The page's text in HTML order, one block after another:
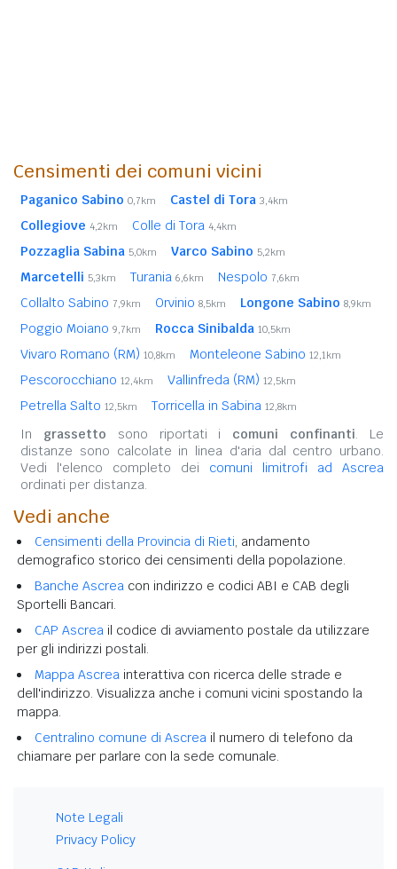
Censimenti dei comuni vicini
Paganico Sabino 0,7km Castel di Tora 3,4km
Collegiove 4,2km Colle di Tora 4,4km
Pozzaglia Sabina 5,0km Varco Sabino 5,2km
Marcetelli 5,3km Turania 6,6km Nespolo 7,6km
Collalto Sabino 7,9km Orvinio 8,5km Longone Sabino 8,9km
Poggio Moiano 9,7km Rocca Sinibalda 10,5km
Vivaro Romano (RM) 10,8km Monteleone Sabino 12,1km
Pescorocchiano 12,4km Vallinfreda (RM) 12,5km
Petrella Salto 12,5km Torricella in Sabina 12,8km
In grassetto sono riportati i comuni confinanti. Le
distanze sono calcolate in linea d'aria dal centro urbano.
Vedi l'elenco completo dei comuni limitrofi ad Ascrea
ordinati per distanza.
Vedi anche
Censimenti della Provincia di Rieti, andamento
demografico storico dei censimenti della popolazione.
Banche Ascrea con indirizzo e codici ABI e CAB degli
Sportelli Bancari.
CAP Ascrea il codice di avviamento postale da utilizzare
per gli indirizzi postali.
Mappa Ascrea interattiva con ricerca delle strade e
dell'indirizzo. Visualizza anche i comuni vicini spostando la
mappa.
Centralino comune di Ascrea il numero di telefono da
chiamare per parlare con la sede comunale.
Note Legali
Privacy Policy